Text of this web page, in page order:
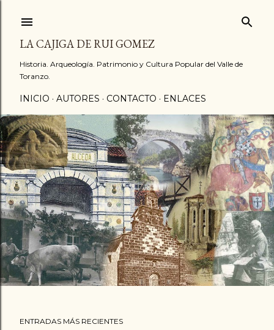
LA CAJIGA DE RUI GOMEZ
Historia. Arqueología. Patrimonio y Cultura Popular del Valle de
Toranzo.
INICIO AUTORES CONTACTO ENLACES
ENTRADAS MÁS RECIENTES